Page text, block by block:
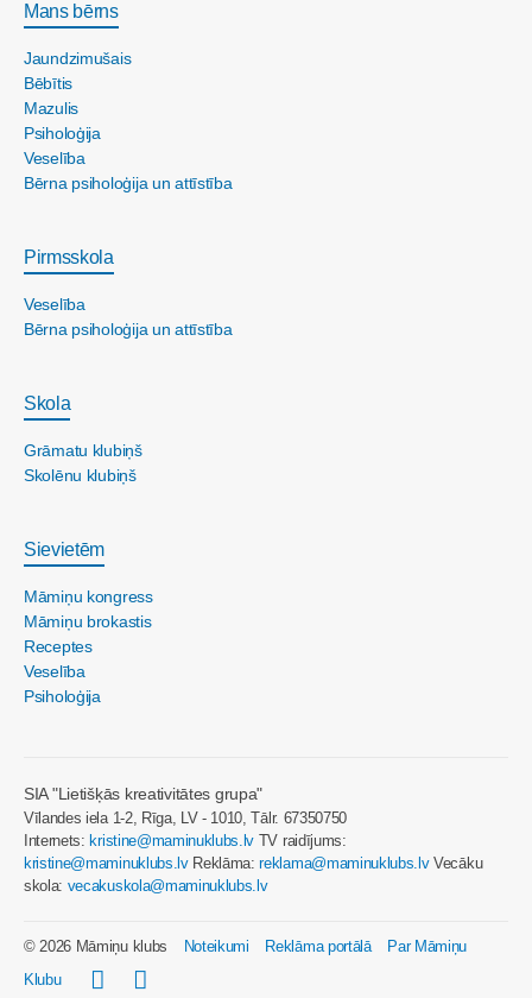
Mans bērns
Jaundzimušais
Bēbītis
Mazulis
Psiholoģija
Veselība
Bērna psiholoģija un attīstība
Pirmsskola
Veselība
Bērna psiholoģija un attīstība
Skola
Grāmatu klubiņš
Skolēnu klubiņš
Sievietēm
Māmiņu kongress
Māmiņu brokastis
Receptes
Veselība
Psiholoģija
SIA "Lietišķās kreativitātes grupa"
Vīlandes iela 1-2, Rīga, LV - 1010, Tālr. 67350750
Internets: kristine@maminuklubs.lv TV raidījums:
kristine@maminuklubs.lvReklāma:reklama@maminuklubs.lvVecāku
skola: vecakuskola@maminuklubs.lv
© 2026 Māmiņu klubs Noteikumi Reklāma portālā
Par Māmiņu
Klubu